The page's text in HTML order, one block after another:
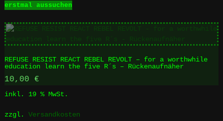
erstmal aussuchenProdukt
mehrere
Varianten
Die
Produktseite
REFUSE RESIST REACT REBEL REVOLT – for a worthwhile
education learn the five R´s – Rückenaufnäher
10,00 €
inkl. 19 % MwSt.
zzgl. Versandkosten